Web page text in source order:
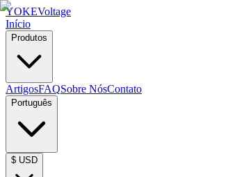
YOKEVoltage
Início
Produtos
ArtigosFAQSobre NósContato
Português
$ USD